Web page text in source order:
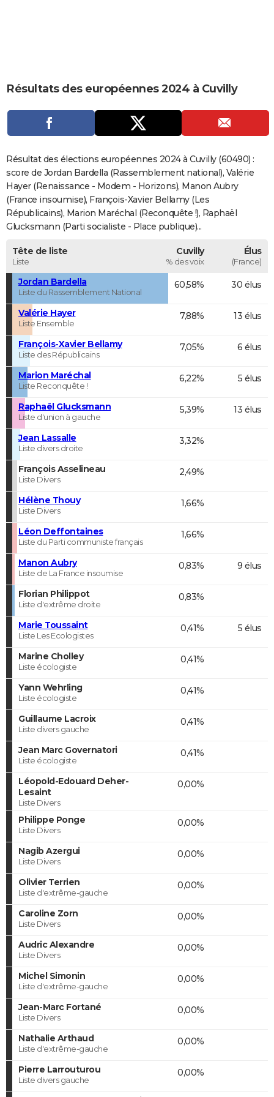
CARTE DE VOEUX
Carte de Noël
Carte Bonne année
Carte Saint-Valentin
Carte Pâques
Carte d'anniversaire
DICTIONNAIRE
Dictionnaire
Biographies
Citations
Expressions
Proverbes
PROGRAMME TV
COPAINS D'AVANT
S'inscrire
Se connecter
Lycées
Collèges
Primaires
Universités
Entreprises
Service militaire
Avis de recherche
AVIS DE DÉCÈS
FORUM
Résultats des européennes 2024 à Cuvilly
Résultat des élections européennes 2024 à Cuvilly (60490) :
score de Jordan Bardella (Rassemblement national), Valérie
Hayer (Renaissance - Modem - Horizons), Manon Aubry
(France insoumise), François-Xavier Bellamy (Les
Républicains), Marion Maréchal (Reconquête !), Raphaël
Glucksmann (Parti socialiste - Place publique)...
Tête de liste
Liste
Cuvilly
% des voix
Élus
(France)
Jordan Bardella
Liste du Rassemblement National
60,58% 30 élus
Valérie Hayer
Liste Ensemble
7,88% 13 élus
François-Xavier Bellamy
Liste des Républicains
7,05% 6 élus
Marion Maréchal
Liste Reconquête !
6,22% 5 élus
Raphaël Glucksmann
Liste d'union à gauche
5,39% 13 élus
Jean Lassalle
Liste divers droite
3,32%
François Asselineau
Liste Divers
2,49%
Hélène Thouy
Liste Divers
1,66%
Léon Deffontaines
Liste du Parti communiste français
1,66%
Manon Aubry
Liste de La France insoumise
0,83% 9 élus
Florian Philippot
Liste d'extrême droite
0,83%
Marie Toussaint
Liste Les Ecologistes
0,41% 5 élus
Marine Cholley
Liste écologiste
0,41%
Yann Wehrling
Liste écologiste
0,41%
Guillaume Lacroix
Liste divers gauche
0,41%
Jean Marc Governatori
Liste écologiste
0,41%
Léopold-Edouard Deher-
Lesaint
Liste Divers
0,00%
Philippe Ponge
Liste Divers
0,00%
Nagib Azergui
Liste Divers
0,00%
Olivier Terrien
Liste d'extrême-gauche
0,00%
Caroline Zorn
Liste Divers
0,00%
Audric Alexandre
Liste Divers
0,00%
Michel Simonin
Liste d'extrême-gauche
0,00%
Jean-Marc Fortané
Liste Divers
0,00%
Nathalie Arthaud
Liste d'extrême-gauche
0,00%
Pierre Larrouturou
Liste divers gauche
0,00%